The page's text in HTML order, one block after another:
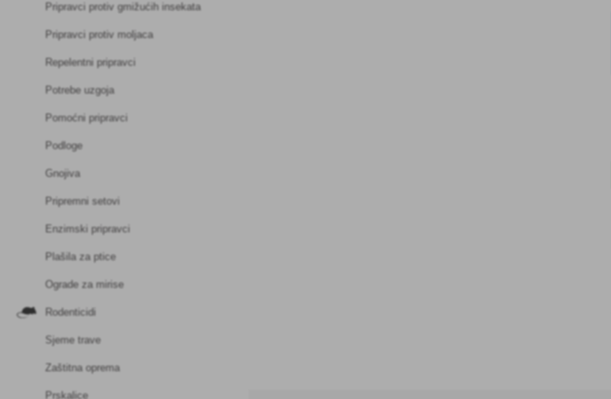
Pripravci protiv gmižućih insekata
Pripravci protiv moljaca
Repelentni pripravci
Potrebe uzgoja
Pomoćni pripravci
Podloge
Gnojiva
Pripremni setovi
Enzimski pripravci
Plašila za ptice
Ograde za mirise
Rodenticidi
Sjeme trave
Zaštitna oprema
Prskalice